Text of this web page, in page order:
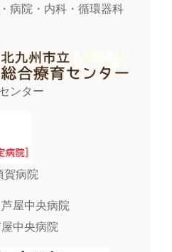
病院・内科・循環器科
ンター
賀病院
中央病院